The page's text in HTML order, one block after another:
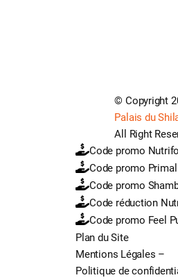
© Copyright
Palais du
All Right
Code promo
Code promo Primal
Code promo
Code réduction
Code promo Feel
Plan du Site
Mentions Légales –
Politique de